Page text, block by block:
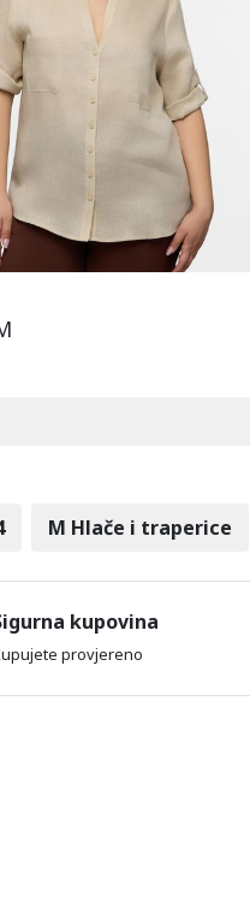
M Hlače i traperice
kupovina
provjereno